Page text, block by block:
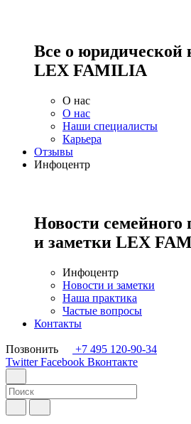
Все о юридической
LEX FAMILIA
О нас
О нас
Наши специалисты
Карьера
Отзывы
Инфоцентр
Новости семейного
и заметки LEX
Инфоцентр
Новости и заметки
Наша практика
Частые вопросы
Контакты
Позвонить
+7 495 120-90-34
Twitter Facebook Вконтакте